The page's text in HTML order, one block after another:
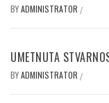
BYADMINISTRATOR /
UMETNUTA
BYADMINISTRATOR /